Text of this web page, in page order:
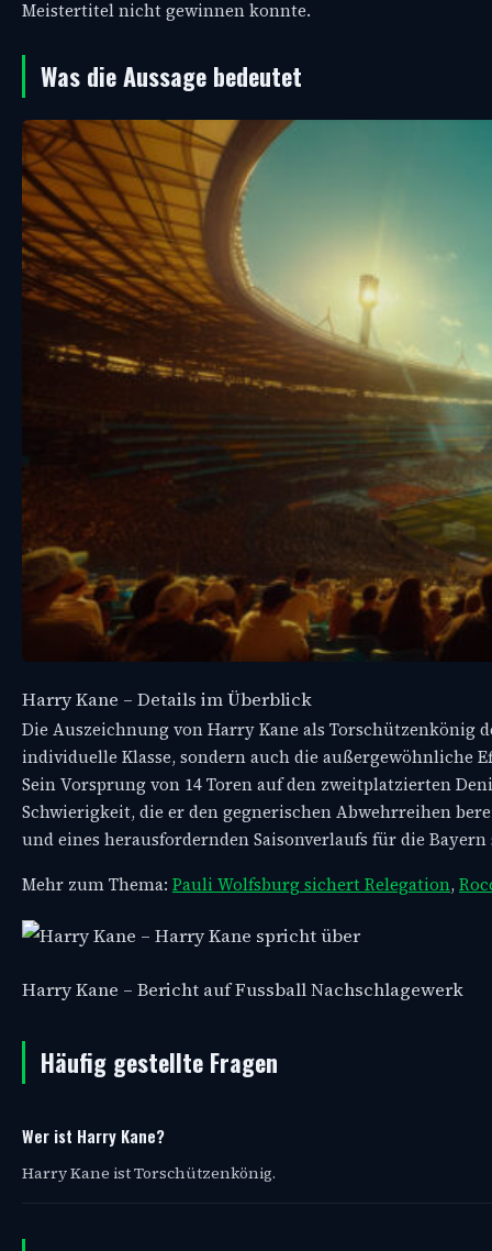
Meistertitel nicht gewinnen konnte.
Was die Aussage bedeutet
Harry Kane – Details im Überblick
Die Auszeichnung von Harry Kane als
individuelle Klasse, sondern auch die außergewöhnliche
Sein Vorsprung von 14 Toren auf den zweitplatzierten
Schwierigkeit, die er den gegnerischen Abwehrreihen
und eines herausfordernden Saisonverlaufs für die
Mehr zum Thema: Pauli Wolfsburg sichert Relegation,
Harry Kane – Bericht auf Fussball Nachschlagewerk
Häufig gestellte Fragen
Wer ist Harry Kane?
Harry Kane ist Torschützenkönig.